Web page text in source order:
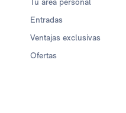
Entradas
Ventajas exclusivas
Ofertas